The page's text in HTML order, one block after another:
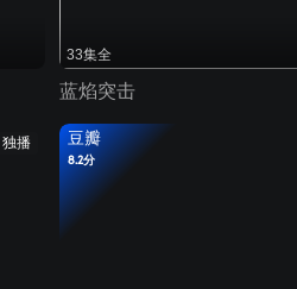
33集全
蓝焰突击
独播 豆瓣
8.2分